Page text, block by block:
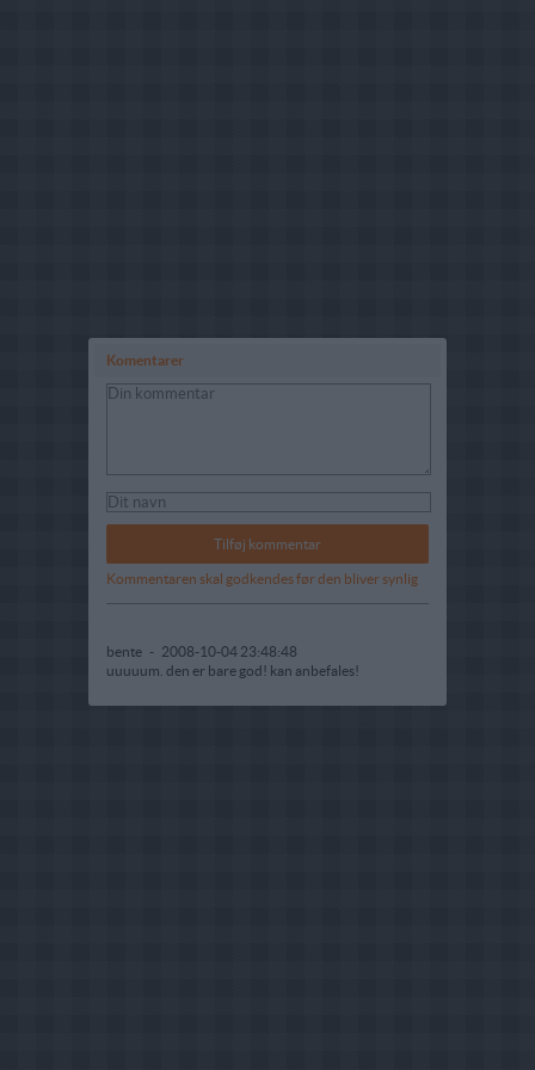
Komentarer
Kommentaren skal godkendes før den bliver synlig
bente - 2008-10-04 23:48:48
uuuuum. den er bare god! kan anbefales!